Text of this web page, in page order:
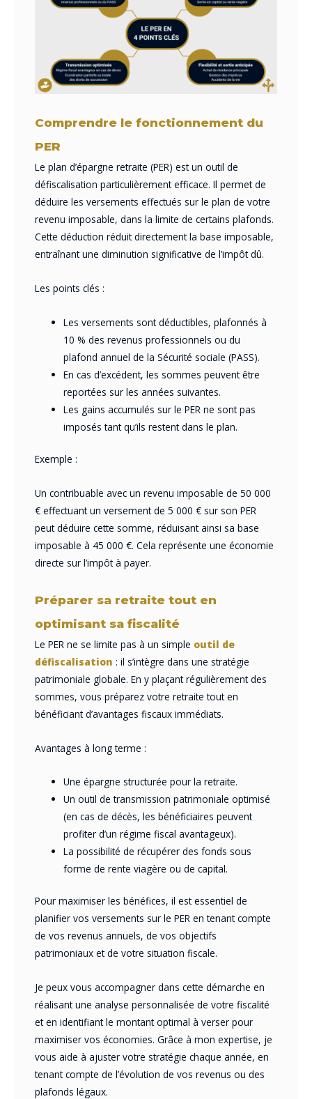
Comprendre le fonctionnement du
PER
Le plan d’épargne retraite (PER) est un outil de
défiscalisation particulièrement efficace. Il permet de
déduire les versements effectués sur le plan de votre
revenu imposable, dans la limite de certains plafonds.
Cette déduction réduit directement la base imposable,
entraînant une diminution significative de l’impôt dû.
Les points clés :
Les versements sont déductibles, plafonnés à
10 % des revenus professionnels ou du
plafond annuel de la Sécurité sociale (PASS).
En cas d’excédent, les sommes peuvent être
reportées sur les années suivantes.
Les gains accumulés sur le PER ne sont pas
imposés tant qu’ils restent dans le plan.
Exemple :
​Un contribuable avec un revenu imposable de 50 000
€ effectuant un versement de 5 000 € sur son PER
peut déduire cette somme, réduisant ainsi sa base
imposable à 45 000 €. Cela représente une économie
directe sur l’impôt à payer.
Préparer sa retraite tout en
optimisant sa fiscalité
Le PER ne se limite pas à un simple outil de
défiscalisation : il s’intègre dans une stratégie
patrimoniale globale. En y plaçant régulièrement des
sommes, vous préparez votre retraite tout en
bénéficiant d’avantages fiscaux immédiats.
Avantages à long terme :
Une épargne structurée pour la retraite.
Un outil de transmission patrimoniale optimisé
(en cas de décès, les bénéficiaires peuvent
profiter d’un régime fiscal avantageux).
La possibilité de récupérer des fonds sous
forme de rente viagère ou de capital.
Pour maximiser les bénéfices, il est essentiel de
planifier vos versements sur le PER en tenant compte
de vos revenus annuels, de vos objectifs
patrimoniaux et de votre situation fiscale.
Je peux vous accompagner dans cette démarche en
réalisant une analyse personnalisée de votre fiscalité
et en identifiant le montant optimal à verser pour
maximiser vos économies. Grâce à mon expertise, je
vous aide à ajuster votre stratégie chaque année, en
tenant compte de l’évolution de vos revenus ou des
plafonds légaux.